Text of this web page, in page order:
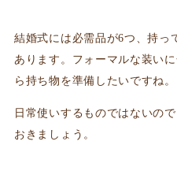
結婚式には必需品が6つ、持っ
あります。フォーマルな装い
ら持ち物を準備したいですね。
日常使いするものではないの
おきましょう。